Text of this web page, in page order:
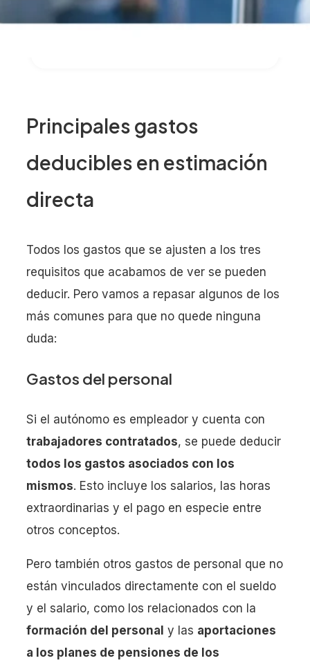
Principales gastos
deducibles en estimación
directa
Todos los gastos que se ajusten a los tres
requisitos que acabamos de ver se pueden
deducir. Pero vamos a repasar algunos de los
más comunes para que no quede ninguna
duda:
Gastos del personal
Si el autónomo es empleador y cuenta con
trabajadores contratados, se puede deducir
todos los gastos asociados con los
mismos. Esto incluye los salarios, las horas
extraordinarias y el pago en especie entre
otros conceptos.
Pero también otros gastos de personal que no
están vinculados directamente con el sueldo
y el salario, como los relacionados con la
formación del personal y las aportaciones
a los planes de pensiones de los